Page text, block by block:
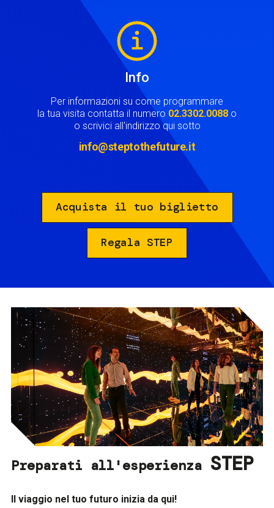
Info
Per informazioni su come programmare
la tua visita contatta il numero 02.3302.0088 o
o scrivici all'indirizzo qui sotto
info@steptothefuture.it
Acquista il tuo biglietto
Regala STEP
Preparati all'esperienza STEP
Il viaggio nel tuo futuro inizia da qui!